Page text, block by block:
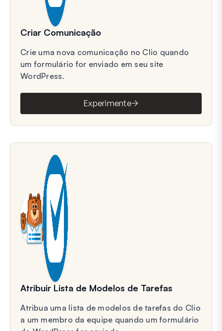
Criar Comunicação
Crie uma nova comunicação no Clio quando
um formulário for enviado em seu site
WordPress.
Experimente
Atribuir Lista de Modelos de Tarefas
Atribua uma lista de modelos de tarefas do Clio
a um membro da equipe quando um formulário